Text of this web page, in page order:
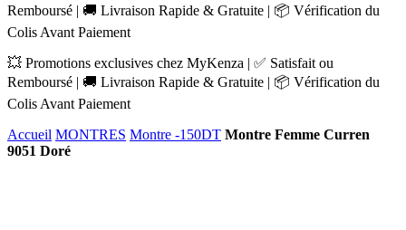
Remboursé | 🚚 Livraison Rapide & Gratuite | 📦 Vérification du
Colis Avant Paiement
💥 Promotions exclusives chez MyKenza | ✅ Satisfait ou
Remboursé | 🚚 Livraison Rapide & Gratuite | 📦 Vérification du
Colis Avant Paiement
Accueil MONTRES Montre -150DT Montre Femme Curren
9051 Doré